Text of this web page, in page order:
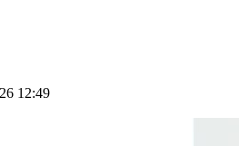
12:49